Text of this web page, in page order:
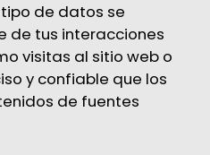
de datos se
de tus interacciones
visitas al sitio web o
y confiable que los
de fuentes